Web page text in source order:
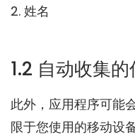
2. 姓名
1.2 自动收集
此外，应用程序可能
限于您使用的移动设